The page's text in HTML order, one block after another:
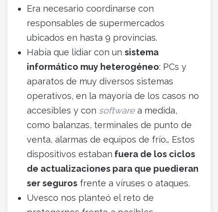
Era necesario coordinarse con
responsables de supermercados
ubicados en hasta 9 provincias.
Había que lidiar con un sistema
informático muy heterogéneo: PCs y
aparatos de muy diversos sistemas
operativos, en la mayoría de los casos no
accesibles y con softwarea medida,
como balanzas, terminales de punto de
venta, alarmas de equipos de frío… Estos
dispositivos estaban fuera de los ciclos
de actualizaciones para que puedieran
ser seguros frente a víruses o ataques.
Uvesco nos planteó el reto de